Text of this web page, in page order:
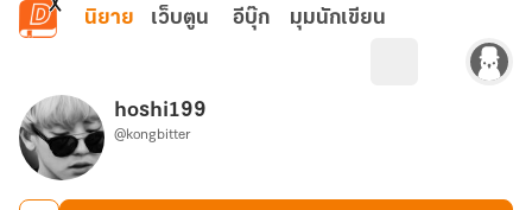
ข้ามไปยังเนื้อหาหลัก
นิยาย เว็บตูน อีบุ๊ก มุมนักเขียน
hoshi199
@kongbitter